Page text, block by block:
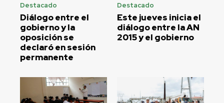
Destacado
Diálogo entre el
gobierno y la
oposición se
declaró en sesión
permanente
Destacado
Este jueves inicia el
diálogo entre la AN
2015 y el gobierno